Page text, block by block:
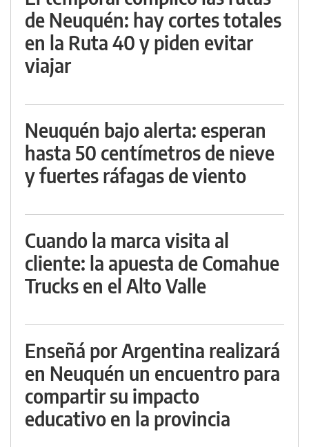
de Neuquén: hay cortes totales
en la Ruta 40 y piden evitar
viajar
Neuquén bajo alerta: esperan
hasta 50 centímetros de nieve
y fuertes ráfagas de viento
Cuando la marca visita al
cliente: la apuesta de Comahue
Trucks en el Alto Valle
Enseñá por Argentina realizará
en Neuquén un encuentro para
compartir su impacto
educativo en la provincia